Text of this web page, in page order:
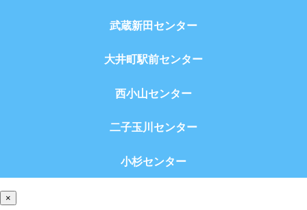
武蔵新田センター
大井町駅前センター
西小山センター
二子玉川センター
小杉センター
×